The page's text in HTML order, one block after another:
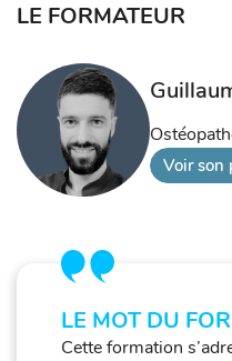
LE FORMATEUR
Voir son
LE MOT DU
Cette formation